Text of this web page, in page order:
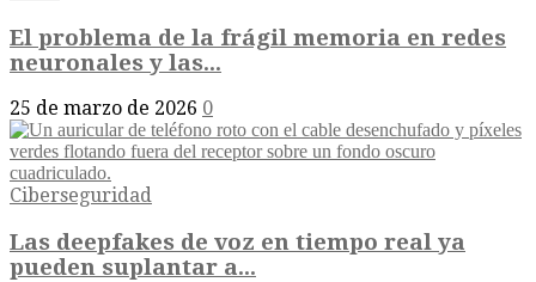
El problema de la frágil memoria en redes
neuronales y las...
25 de marzo de 2026 0
Ciberseguridad
Las deepfakes de voz en tiempo real ya
pueden suplantar a...